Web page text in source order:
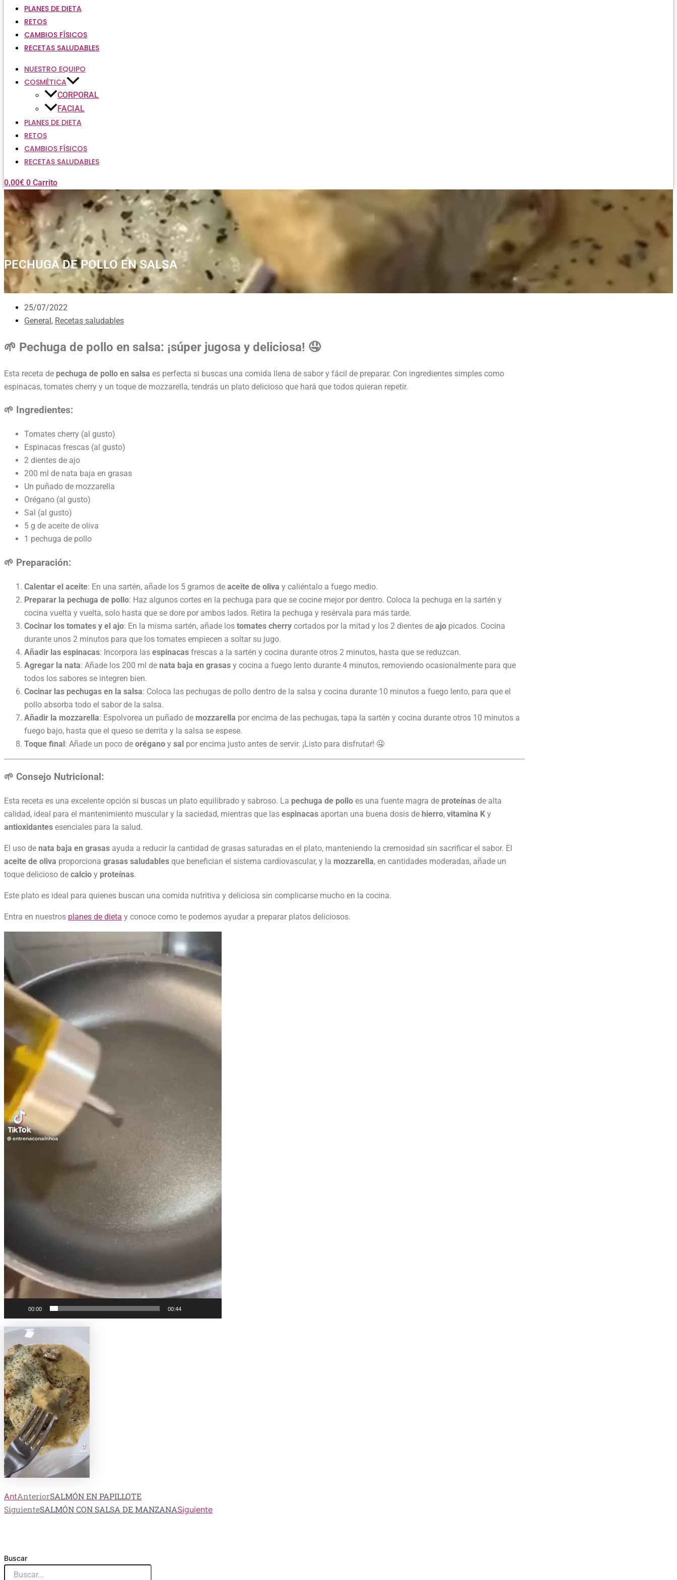
PLANES DE DIETA
RETOS
CAMBIOS FÍSICOS
RECETAS SALUDABLES
NUESTRO EQUIPO
COSMÉTICA
CORPORAL
FACIAL
PLANES DE DIETA
RETOS
CAMBIOS FÍSICOS
RECETAS SALUDABLES
0,00€ 0 Carrito
PECHUGA DE POLLO EN SALSA
25/07/2022
General, Recetas saludables
🌱 Pechuga de pollo en salsa: ¡súper jugosa y deliciosa! 🤤
Esta receta de pechuga de pollo en salsa es perfecta si buscas una comida llena de sabor y fácil de preparar. Con ingredientes simples como
espinacas, tomates cherry y un toque de mozzarella, tendrás un plato delicioso que hará que todos quieran repetir.
🌱 Ingredientes:
Tomates cherry (al gusto)
Espinacas frescas (al gusto)
2 dientes de ajo
200 ml de nata baja en grasas
Un puñado de mozzarella
Orégano (al gusto)
Sal (al gusto)
5 g de aceite de oliva
1 pechuga de pollo
🌱 Preparación:
Calentar el aceite: En una sartén, añade los 5 gramos de aceite de oliva y caliéntalo a fuego medio.
Preparar la pechuga de pollo: Haz algunos cortes en la pechuga para que se cocine mejor por dentro. Coloca la pechuga en la sartén y
cocina vuelta y vuelta, solo hasta que se dore por ambos lados. Retira la pechuga y resérvala para más tarde.
Cocinar los tomates y el ajo: En la misma sartén, añade los tomates cherry cortados por la mitad y los 2 dientes de ajo picados. Cocina
durante unos 2 minutos para que los tomates empiecen a soltar su jugo.
Añadir las espinacas: Incorpora las espinacas frescas a la sartén y cocina durante otros 2 minutos, hasta que se reduzcan.
Agregar la nata: Añade los 200 ml de nata baja en grasas y cocina a fuego lento durante 4 minutos, removiendo ocasionalmente para que
todos los sabores se integren bien.
Cocinar las pechugas en la salsa: Coloca las pechugas de pollo dentro de la salsa y cocina durante 10 minutos a fuego lento, para que el
pollo absorba todo el sabor de la salsa.
Añadir la mozzarella: Espolvorea un puñado de mozzarella por encima de las pechugas, tapa la sartén y cocina durante otros 10 minutos a
fuego bajo, hasta que el queso se derrita y la salsa se espese.
Toque final: Añade un poco de orégano y sal por encima justo antes de servir. ¡Listo para disfrutar! 🤤
🌱 Consejo Nutricional:
Esta receta es una excelente opción si buscas un plato equilibrado y sabroso. La pechuga de pollo es una fuente magra de proteínas de alta
calidad, ideal para el mantenimiento muscular y la saciedad, mientras que las espinacas aportan una buena dosis de hierro, vitamina K y
antioxidantes esenciales para la salud.
El uso de nata baja en grasas ayuda a reducir la cantidad de grasas saturadas en el plato, manteniendo la cremosidad sin sacrificar el sabor. El
aceite de oliva proporciona grasas saludables que benefician el sistema cardiovascular, y la mozzarella, en cantidades moderadas, añade un
toque delicioso de calcio y proteínas.
Este plato es ideal para quienes buscan una comida nutritiva y deliciosa sin complicarse mucho en la cocina.
Entra en nuestros planes de dieta y conoce como te podemos ayudar a preparar platos deliciosos.
vídeo
00:00 00:44
AntAnteriorSALMÓN EN PAPILLOTE
SiguienteSALMÓN CON SALSA DE MANZANASiguiente
Buscar